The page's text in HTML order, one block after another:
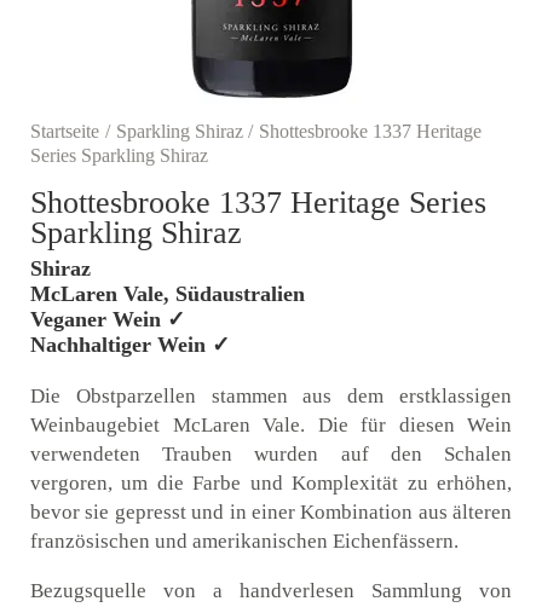
Startseite Sparkling Shiraz
Shottesbrooke 1337 Heritage
Series Sparkling Shiraz
Shottesbrooke 1337 Heritage Series
Sparkling Shiraz
Shiraz
McLaren Vale, Südaustralien
Veganer Wein ✓
Nachhaltiger Wein ✓
Die Obstparzellen stammen aus dem erstklassigen
Weinbaugebiet McLaren Vale. Die für diesen Wein
verwendeten Trauben wurden auf den Schalen
vergoren, um die Farbe und Komplexität zu erhöhen,
bevor sie gepresst und in einer Kombination aus älteren
französischen und amerikanischen Eichenfässern.
Bezugsquelle von a handverlesen Sammlung
von